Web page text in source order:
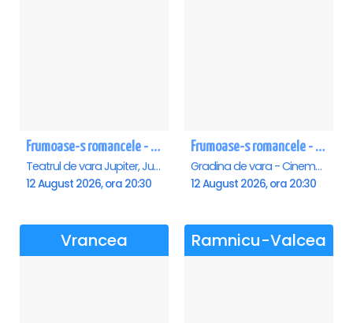
Frumoase-s romancele - Jupiter
Teatrul de vara Jupiter, Jupiter
12 August 2026, ora 20:30
Frumoase-s romancele - Saturn
Gradina de vara - Cinema Saturn, Saturn
12 August 2026, ora 20:30
Vrancea Ramnicu-Valcea